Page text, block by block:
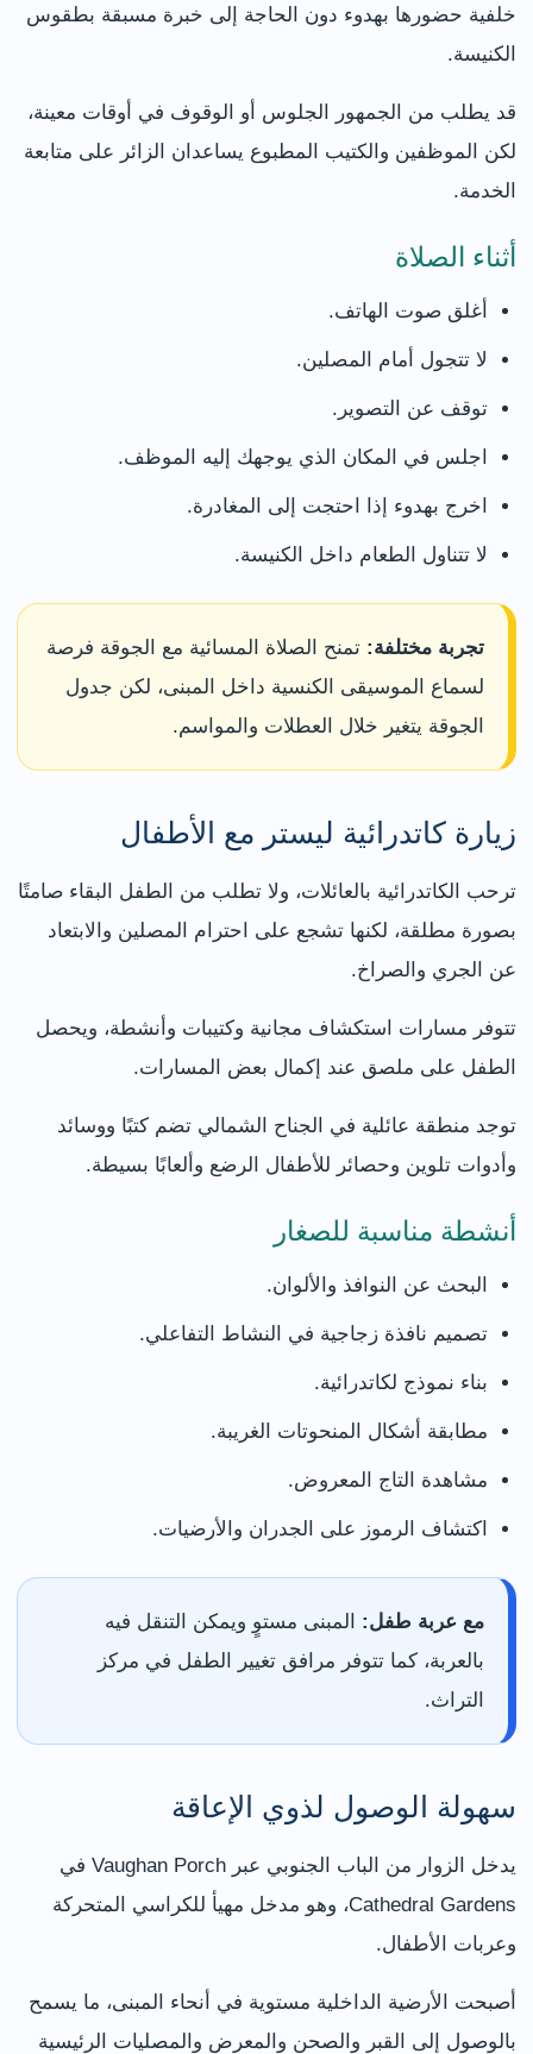
خلفية حضورها بهدوء دون الحاجة إلى خبرة مسبقة بطقوس
الكنيسة.
قد يطلب من الجمهور الجلوس أو الوقوف في أوقات معينة،
لكن الموظفين والكتيب المطبوع يساعدان الزائر على متابعة
الخدمة.
أثناء الصلاة
أغلق صوت الهاتف.
لا تتجول أمام المصلين.
توقف عن التصوير.
اجلس في المكان الذي يوجهك إليه الموظف.
اخرج بهدوء إذا احتجت إلى المغادرة.
لا تتناول الطعام داخل الكنيسة.
تجربة مختلفة: تمنح الصلاة المسائية مع الجوقة فرصة
لسماع الموسيقى الكنسية داخل المبنى، لكن جدول
الجوقة يتغير خلال العطلات والمواسم.
زيارة كاتدرائية ليستر مع الأطفال
ترحب الكاتدرائية بالعائلات، ولا تطلب من الطفل البقاء صامتًا
بصورة مطلقة، لكنها تشجع على احترام المصلين والابتعاد
عن الجري والصراخ.
تتوفر مسارات استكشاف مجانية وكتيبات وأنشطة، ويحصل
الطفل على ملصق عند إكمال بعض المسارات.
توجد منطقة عائلية في الجناح الشمالي تضم كتبًا ووسائد
وأدوات تلوين وحصائر للأطفال الرضع وألعابًا بسيطة.
أنشطة مناسبة للصغار
البحث عن النوافذ والألوان.
تصميم نافذة زجاجية في النشاط التفاعلي.
بناء نموذج لكاتدرائية.
مطابقة أشكال المنحوتات الغريبة.
مشاهدة التاج المعروض.
اكتشاف الرموز على الجدران والأرضيات.
مع عربة طفل: المبنى مستوٍ ويمكن التنقل فيه
بالعربة، كما تتوفر مرافق تغيير الطفل في مركز
التراث.
سهولة الوصول لذوي الإعاقة
يدخل الزوار من الباب الجنوبي عبر Vaughan Porch في
Cathedral Gardens، وهو مدخل مهيأ للكراسي المتحركة
وعربات الأطفال.
أصبحت الأرضية الداخلية مستوية في أنحاء المبنى، ما يسمح
بالوصول إلى القبر والصحن والمعرض والمصليات الرئيسية